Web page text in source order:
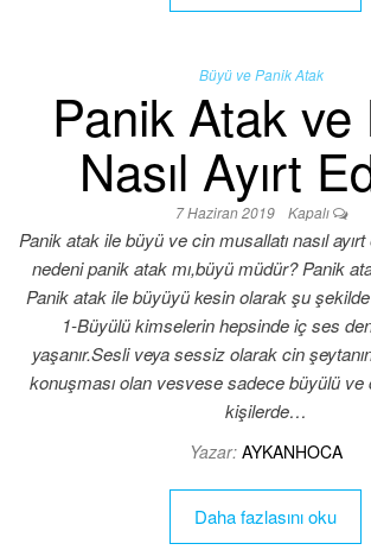
Büyü ve Panik Atak
Panik Atak ve
Nasıl Ayırt
7 Haziran 2019 Kapalı
Panik atak ile büyü ve cin musallatı nasıl ayırt
nedeni panik atak mı,büyü müdür? Panik
Panik atak ile büyüyü kesin olarak şu
1-Büyülü kimselerin hepsinde iç ses
yaşanır.Sesli veya sessiz olarak cin
konuşması olan vesvese sadece büyülü ve
kişilerde…
Yazar: AYKANHOCA
Daha fazlasını oku